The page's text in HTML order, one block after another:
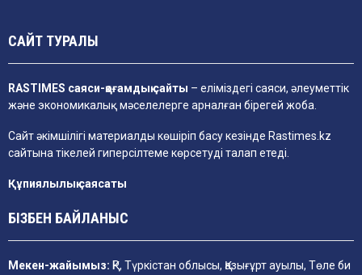
САЙТ ТУРАЛЫ
RASTIMES саяси-қоғамдық сайты – еліміздегі саяси, әлеуметтік
және экономикалық мәселелерге арналған бірегей жоба.
Сайт әкімшілігі материалды көшіріп басу кезінде Rastimes.kz
сайтына тікелей гиперсілтеме көрсетуді талап етеді.
Құпиялылық саясаты
БІЗБЕН БАЙЛАНЫС
Мекен-жайымыз: ҚР, Түркістан облысы, Қазығұрт ауылы, Төле би